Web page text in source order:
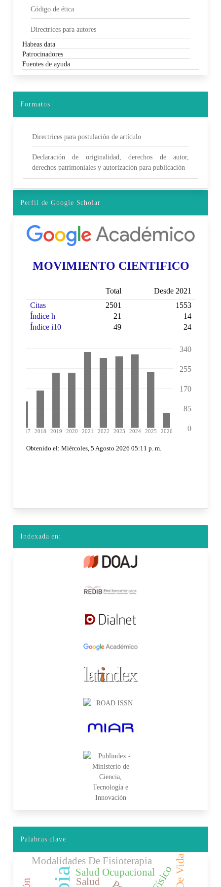
Código de ética
Directrices para autores
Habeas data
Patrocinadores
Fuentes de ayuda
Formatos
Directrices para postulación de artículo
Declaración de originalidad, derechos de autor,
derechos patrimoniales y autorización para publicación
Perfil de Google Scholar
Indexada en:
Palabras clave
Modalidades De Fisioterapia
Salud Ocupacional
Salud